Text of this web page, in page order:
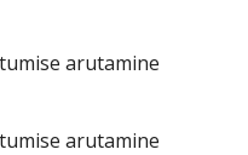
arutamine
arutamine